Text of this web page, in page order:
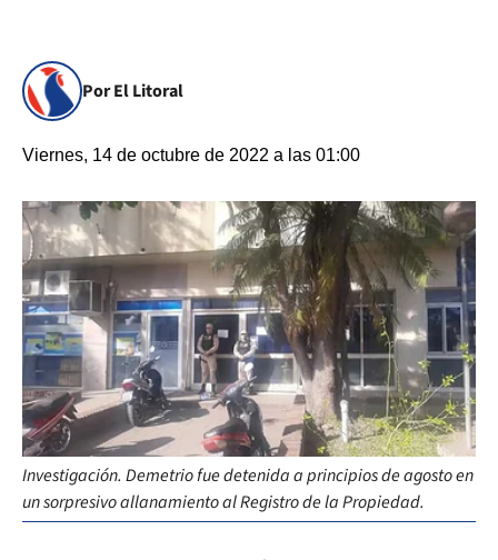
Por El Litoral
Viernes, 14 de octubre de 2022 a las 01:00
Investigación. Demetrio fue detenida a principios de agosto en
un sorpresivo allanamiento al Registro de la Propiedad.